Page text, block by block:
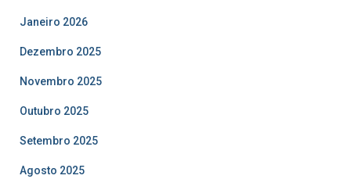
Janeiro 2026
Dezembro 2025
Novembro 2025
Outubro 2025
Setembro 2025
Agosto 2025